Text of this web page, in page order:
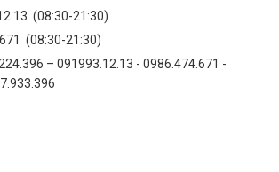
(08:30-21:30)
(08:30-21:30)
– 091993.12.13 - 0986.474.671 -